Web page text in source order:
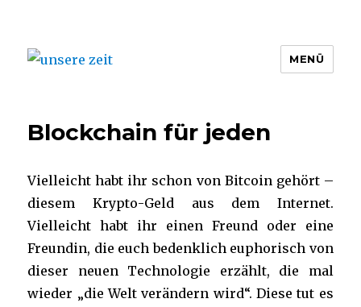
MENÜ
Blockchain für jeden
Vielleicht habt ihr schon von Bitcoin gehört –
diesem Krypto-Geld aus dem Internet.
Vielleicht habt ihr einen Freund oder eine
Freundin, die euch bedenklich euphorisch von
dieser neuen Technologie erzählt, die mal
wieder „die Welt verändern wird“. Diese tut es